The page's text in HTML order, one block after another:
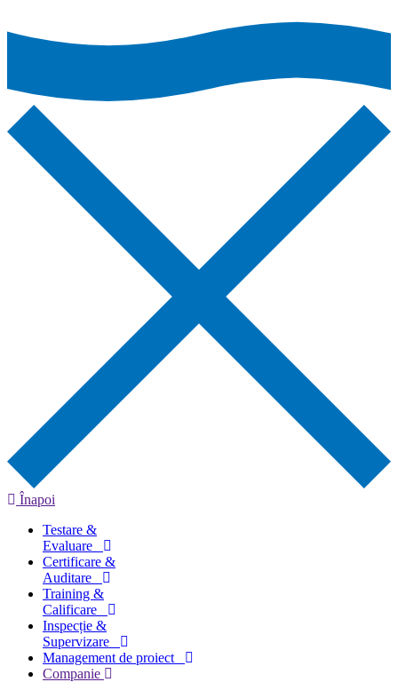
Înapoi
Testare &
Evaluare
Certificare &
Auditare
Training &
Calificare
Inspecție &
Supervizare
Management de proiect
Companie